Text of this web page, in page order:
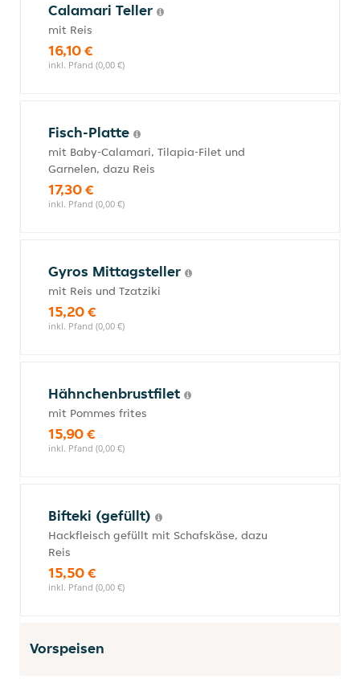
Calamari Teller
mit Reis
16,10 €
inkl. Pfand (0,00 €)
Fisch-Platte
mit Baby-Calamari, Tilapia-Filet und
Garnelen, dazu Reis
17,30 €
inkl. Pfand (0,00 €)
Gyros Mittagsteller
mit Reis und Tzatziki
15,20 €
inkl. Pfand (0,00 €)
Hähnchenbrustfilet
mit Pommes frites
15,90 €
inkl. Pfand (0,00 €)
Bifteki (gefüllt)
Hackfleisch gefüllt mit Schafskäse, dazu
Reis
15,50 €
inkl. Pfand (0,00 €)
Vorspeisen